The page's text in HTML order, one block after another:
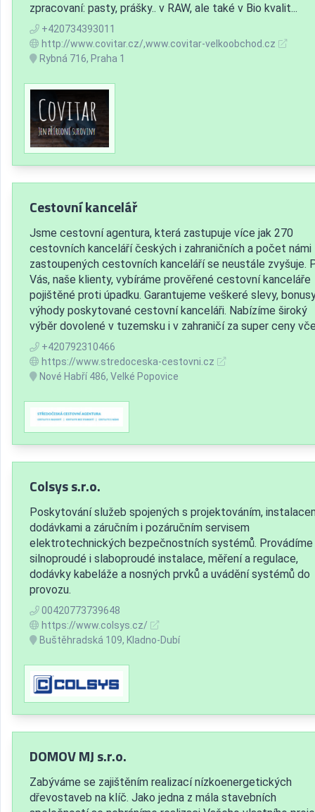
zpracovaní: pasty, prášky.. v RAW, ale také v Bio kvalit...
+420734393011
http://www.covitar.cz/,www.covitar-velkoobchod.cz
Rybná 716, Praha 1
Cestovní kancelář
Jsme cestovní agentura, která zastupuje více jak 270
cestovních kanceláří českých i zahraničních a počet námi
zastoupených cestovních kanceláří se neustále zvyšuje.
Vás, naše klienty, vybíráme prověřené cestovní kanceláře
pojištěné proti úpadku. Garantujeme veškeré slevy,
výhody poskytované cestovní kanceláři. Nabízíme široký
výběr dovolené v tuzemsku i v zahraničí za super ceny
+420792310466
https://www.stredoceska-cestovni.cz
Nové Habří 486, Velké Popovice
Colsys s.r.o.
Poskytování služeb spojených s projektováním,
dodávkami a záručním i pozáručním servisem
elektrotechnických bezpečnostních systémů. Provádíme
silnoproudé i slaboproudé instalace, měření a regulace,
dodávky kabeláže a nosných prvků a uvádění systémů do
provozu.
00420773739648
https://www.colsys.cz/
Buštěhradská 109, Kladno-Dubí
DOMOV MJ s.r.o.
Zabýváme se zajištěním realizací nízkoenergetických
dřevostaveb na klíč. Jako jedna z mála stavebních